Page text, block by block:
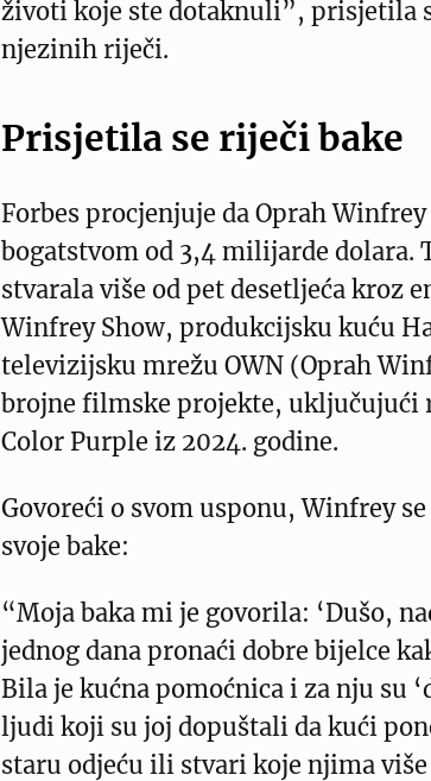
životi koje ste dotaknuli”, prisjetila
njezinih riječi.
Prisjetila se riječi bake
Forbes procjenjuje da Oprah
bogatstvom od 3,4 milijarde dolara.
stvarala više od pet desetljeća kroz
Winfrey Show, produkcijsku kuću
televizijsku mrežu OWN (Oprah
brojne filmske projekte, uključujući
Color Purple iz 2024. godine.
Govoreći o svom usponu, Winfrey
svoje bake:
“Moja baka mi je govorila: ‘Dušo,
jednog dana pronaći dobre bijelce
Bila je kućna pomoćnica i za nju su
ljudi koji su joj dopuštali da kući
staru odjeću ili stvari koje njima